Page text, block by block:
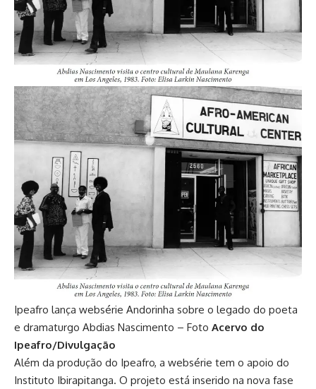
Ipeafro lança websérie Andorinha sobre o legado do poeta
e dramaturgo Abdias Nascimento – Foto Acervo do
Ipeafro/Divulgação
Além da produção do Ipeafro, a websérie tem o apoio do
Instituto Ibirapitanga. O projeto está inserido na nova fase